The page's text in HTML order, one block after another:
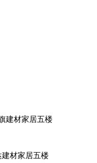
建材家居五楼
材家居五楼